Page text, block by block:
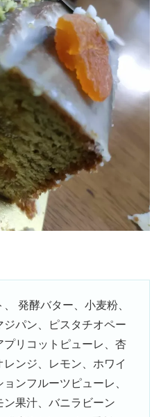
発酵バター、小麦粉、
パン、ピスタチオペー
プリコットピューレ、杏
ンジ、レモン、ホワイ
ンフルーツピューレ、
果汁、バニラビーン